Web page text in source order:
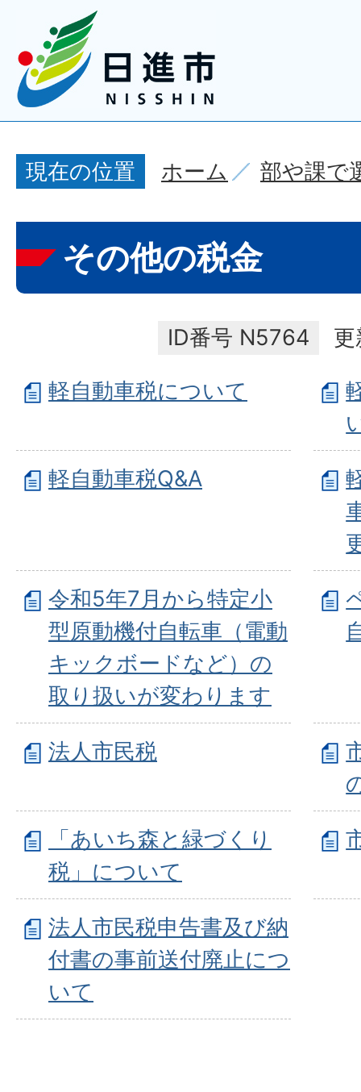
現在の位置 ホーム 部や課で
その他の税金
ID番号 N5764
軽自動車税について
軽自動車税Q&A
令和5年7月から特定小
型原動機付自転車（電動
キックボードなど）の
取り扱いが変わります
法人市民税
「あいち森と緑づくり
税」について
法人市民税申告書及び納
付書の事前送付廃止につ
いて